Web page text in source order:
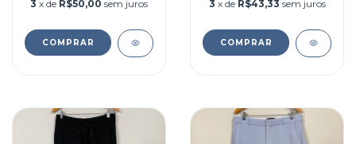
3 x de R$50,00 sem juros
COMPRAR
3 x de R$43,33 sem juros
COMPRAR